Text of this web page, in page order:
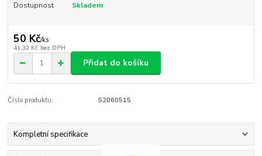
Dostupnost Skladem
50 Kč/ks
41,32 Kč bez DPH
Přidat do košíku
Číslo produktu: 52060515
Kompletní specifikace